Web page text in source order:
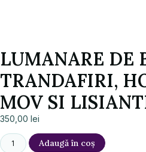
LUMANARE DE
TRANDAFIRI,
MOV SI
350,00 lei
Adaugă în coș